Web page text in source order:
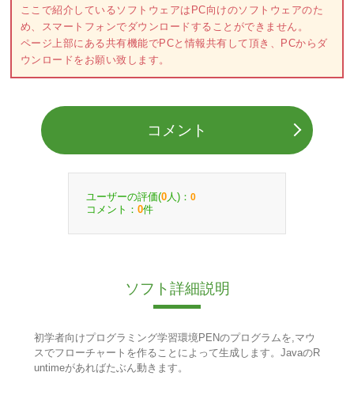
ここで紹介しているソフトウェアはPC向けのソフトウェアのた
め、スマートフォンでダウンロードすることができません。
ページ上部にある共有機能でPCと情報共有して頂き、PCからダ
ウンロードをお願い致します。
コメント
ユーザーの評価(0 人)： 0
コメント： 0件
ソフト詳細説明
初学者向けプログラミング学習環境PENのプログラムを,マウ
スでフローチャートを作ることによって生成します。JavaのR
untimeがあればたぶん動きます。